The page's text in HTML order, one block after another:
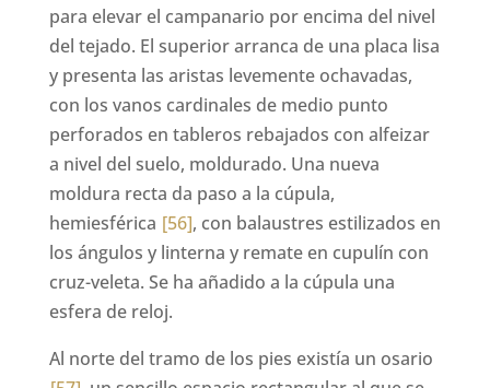
para elevar el campanario por encima del nivel
del tejado. El superior arranca de una placa lisa
y presenta las aristas levemente ochavadas,
con los vanos cardinales de medio punto
perforados en tableros rebajados con alfeizar
a nivel del suelo, moldurado. Una nueva
moldura recta da paso a la cúpula,
hemiesférica [56], con balaustres estilizados en
los ángulos y linterna y remate en cupulín con
cruz-veleta. Se ha añadido a la cúpula una
esfera de reloj.
Al norte del tramo de los pies existía un osario